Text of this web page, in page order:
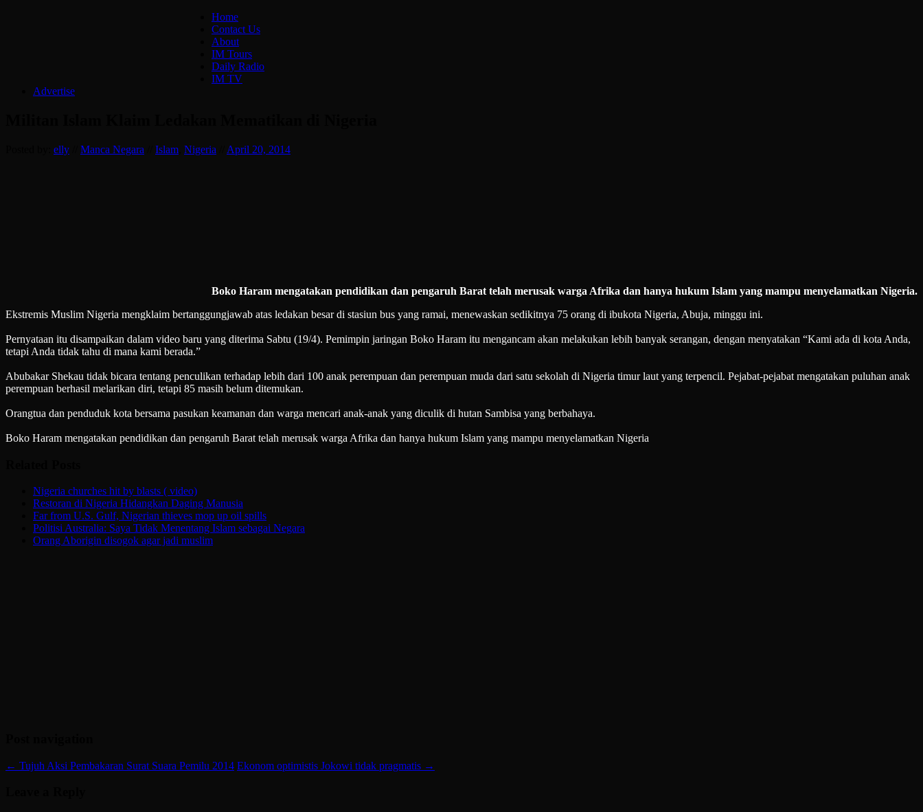
Home
Contact Us
About
IM Tours
Daily Radio
IM TV
Advertise
elly Manca Negara Islam Nigeria April 20, 2014
Boko Haram mengatakan pendidikan dan pengaruh Barat telah merusak warga Afrika dan hanya hukum Islam yang mampu menyelamatkan Nigeria.
Ekstremis Muslim Nigeria mengklaim bertanggungjawab atas ledakan besar di stasiun bus yang ramai, menewaskan sedikitnya 75 orang di ibukota Nigeria, Abuja, minggu ini.
Pernyataan itu disampaikan dalam video baru yang diterima Sabtu (19/4). Pemimpin jaringan Boko Haram itu mengancam akan melakukan lebih banyak serangan, dengan menyatakan “Kami ada di kota Anda,
tetapi Anda tidak tahu di mana kami berada.”
Abubakar Shekau tidak bicara tentang penculikan terhadap lebih dari 100 anak perempuan dan perempuan muda dari satu sekolah di Nigeria timur laut yang terpencil. Pejabat-pejabat mengatakan puluhan anak
perempuan berhasil melarikan diri, tetapi 85 masih belum ditemukan.
Orangtua dan penduduk kota bersama pasukan keamanan dan warga mencari anak-anak yang diculik di hutan Sambisa yang berbahaya.
Boko Haram mengatakan pendidikan dan pengaruh Barat telah merusak warga Afrika dan hanya hukum Islam yang mampu menyelamatkan Nigeria
Nigeria churches hit by blasts ( video)
Restoran di Nigeria Hidangkan Daging Manusia
Far from U.S. Gulf, Nigerian thieves mop up oil spills
Politisi Australia: Saya Tidak Menentang Islam sebagai Negara
Orang Aborigin disogok agar jadi muslim
← Tujuh Aksi Pembakaran Surat Suara Pemilu 2014 Ekonom optimistis Jokowi tidak pragmatis →